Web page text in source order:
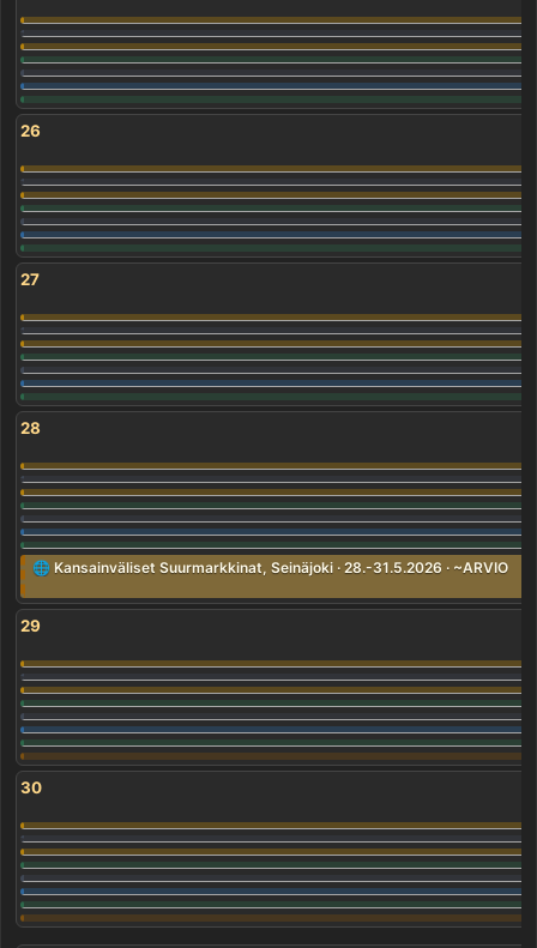
26
27
28
🌐 Kansainväliset Suurmarkkinat, Seinäjoki · 28.-31.5.2026 · ~ARVIO
29
30